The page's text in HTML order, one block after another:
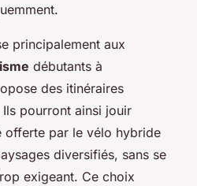
principalement aux
débutants à
des itinéraires
pourront ainsi jouir
offerte par le vélo hybride
diversifiés, sans se
exigeant. Ce choix